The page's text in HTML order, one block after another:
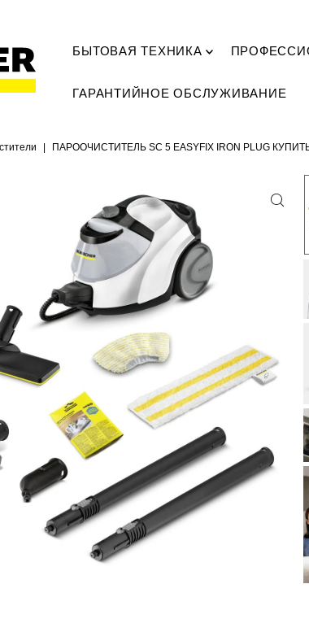
БЫТОВАЯ ТЕХНИКА
ГАРАНТИЙНОЕ ОБСЛУЖИВАНИЕ
| ПАРООЧИСТИТЕЛЬ SC 5 EASYFIX IRON PLUG